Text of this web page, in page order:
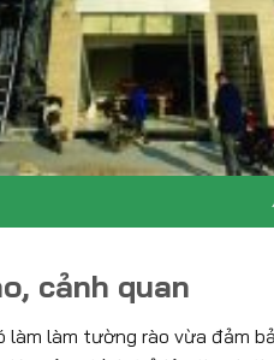
Ảnh: Công trình
cảnh quan
làm làm tường rào vừa đảm